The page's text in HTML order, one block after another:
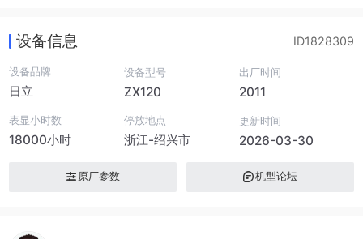
设备信息 ID1828309
设备品牌
日立
设备型号
ZX120
出厂时间
2011
表显小时数
18000小时
停放地点
浙江-绍兴市
更新时间
2026-03-30
原厂参数 机型论坛